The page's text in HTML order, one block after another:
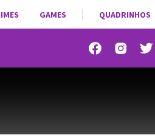
GAMES QUADRINHOS